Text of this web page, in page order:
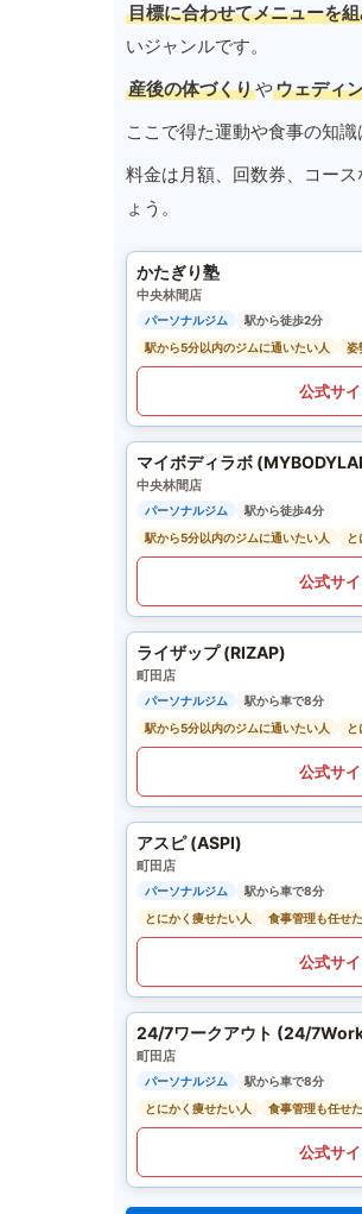
目標に合わせてメニューを
いジャンルです。
産後の体づくりやウェディ
ここで得た運動や食事の知
料金は月額、回数券、コー
ょう。
かたぎり塾
中央林間店
パーソナルジム
駅から徒歩2分
駅から5分以内のジムに通いたい人
姿
公式サ
マイボディラボ
中央林間店
パーソナルジム
駅から徒歩4分
駅から5分以内のジムに通いたい人
と
公式サ
ライザップ (RIZAP)
町田店
パーソナルジム
駅から車で8分
駅から5分以内のジムに通いたい人
と
公式サ
アスピ (ASPI)
町田店
パーソナルジム
駅から車で8分
とにかく痩せたい人
食事管理も任せ
公式サ
24/7ワークアウト (24/
町田店
パーソナルジム
駅から車で8分
とにかく痩せたい人
食事管理も任せ
公式サ